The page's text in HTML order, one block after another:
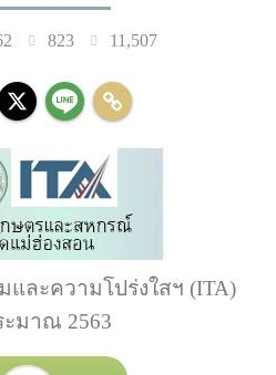
823 11,507
ละความโปร่งใสฯ (ITA)
ะมาณ 2563